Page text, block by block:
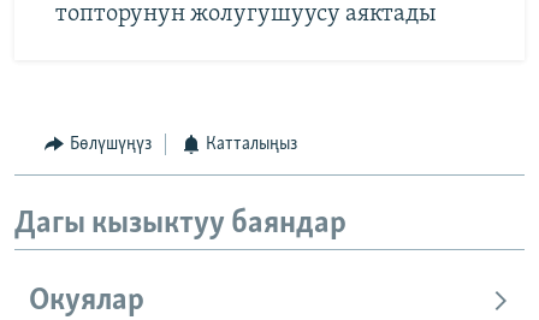
топторунун жолугушуусу аяктады
Бөлүшүңүз Катталыңыз
Дагы кызыктуу баяндар
Окуялар